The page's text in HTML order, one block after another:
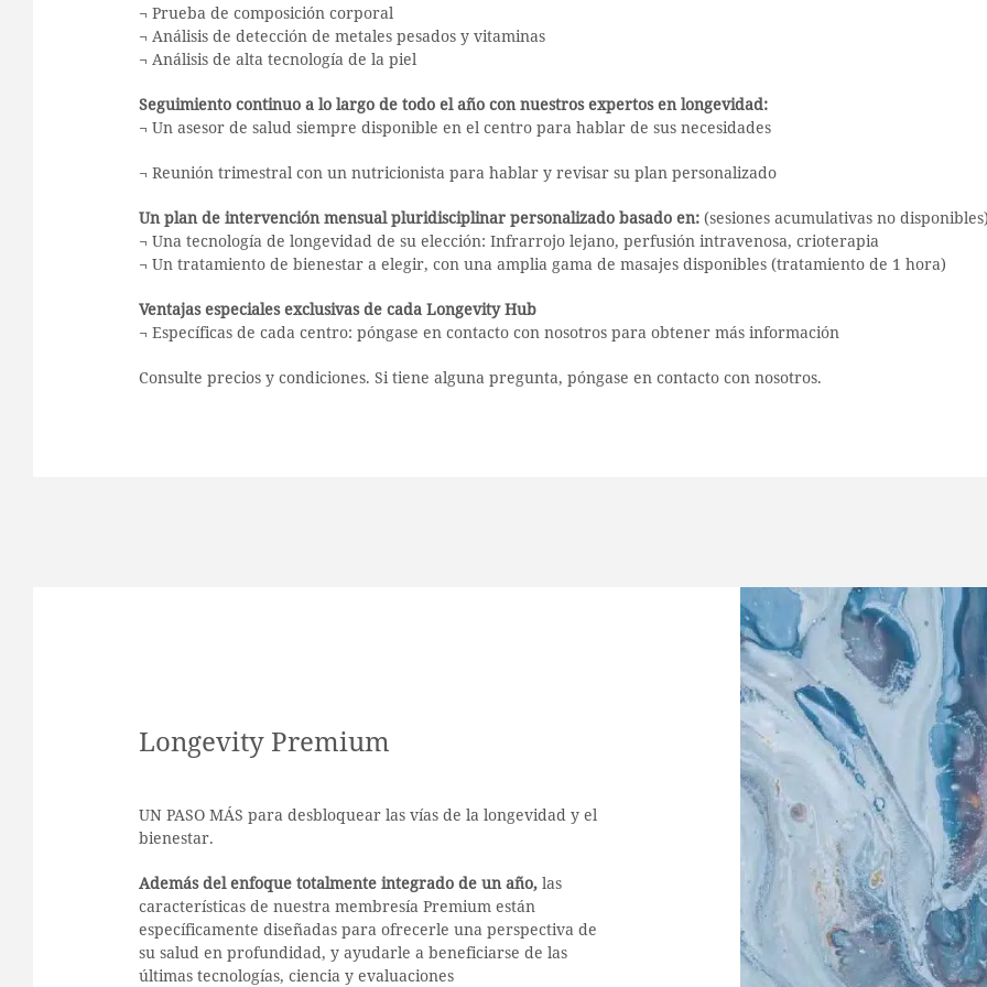
¬ Prueba de composición corporal
¬ Análisis de detección de metales pesados y vitaminas
¬ Análisis de alta tecnología de la piel
Seguimiento continuo a lo largo de todo el año con nuestros expertos en longevidad:
¬ Un asesor de salud siempre disponible en el centro para hablar de sus necesidades
¬ Reunión trimestral con un nutricionista para hablar y revisar su plan personalizado
Un plan de intervención mensual pluridisciplinar personalizado basado en: (sesiones acumulativas no
¬ Una tecnología de longevidad de su elección: Infrarrojo lejano, perfusión intravenosa, crioterapia
¬ Un tratamiento de bienestar a elegir, con una amplia gama de masajes disponibles (tratamiento de 1 hora)
Ventajas especiales exclusivas de cada Longevity Hub
¬ Específicas de cada centro: póngase en contacto con nosotros para obtener más información
Consulte precios y condiciones. Si tiene alguna pregunta, póngase en contacto con nosotros.
Longevity Premium
UN PASO MÁS para desbloquear las vías de la longevidad y el
bienestar.
Además del enfoque totalmente integrado de un año, las
características de nuestra membresía Premium están
específicamente diseñadas para ofrecerle una perspectiva de
su salud en profundidad, y ayudarle a beneficiarse de las
últimas tecnologías, ciencia y evaluaciones